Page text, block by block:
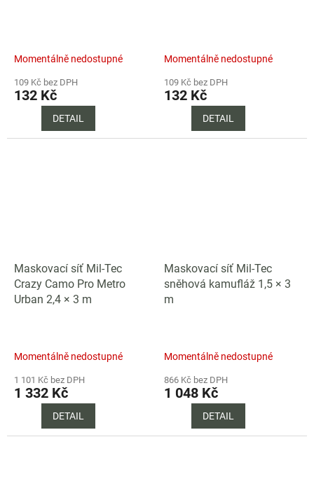
Momentálně nedostupné
109 Kč bez DPH
132 Kč
DETAIL
Momentálně nedostupné
109 Kč bez DPH
132 Kč
DETAIL
Maskovací síť Mil-Tec
Crazy Camo Pro Metro
Urban 2,4 × 3 m
Momentálně nedostupné
1 101 Kč bez DPH
1 332 Kč
DETAIL
Maskovací síť Mil-Tec
sněhová kamufláž 1,5 × 3
m
Momentálně nedostupné
866 Kč bez DPH
1 048 Kč
DETAIL